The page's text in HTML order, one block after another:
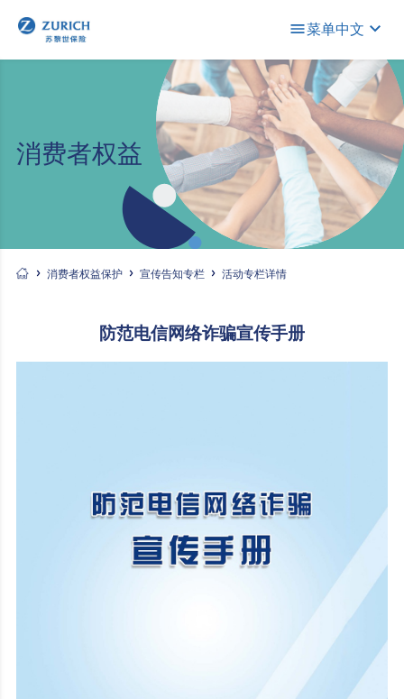
菜单中文
消费者权益
消费者权益保护 宣传告知专栏 活动专栏详情
防范电信网络诈骗宣传手册